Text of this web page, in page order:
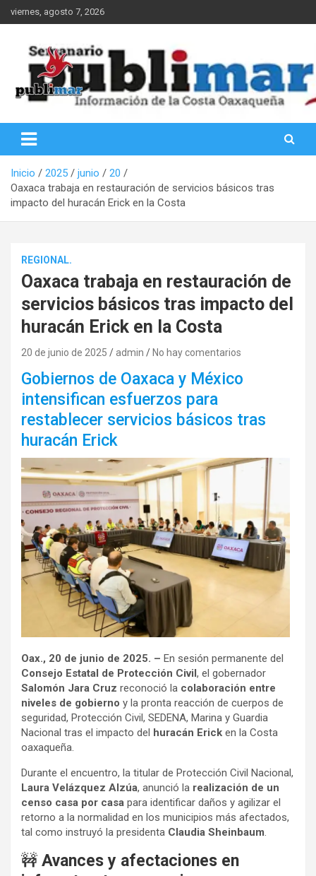
Saltar
al
viernes, agosto 7, 2026
PubliMar
Inicio 2025 junio
20
Oaxaca trabaja en restauración de servicios básicos tras
impacto del huracán Erick en la Costa
REGIONAL.
Oaxaca trabaja en restauración de
servicios básicos tras impacto del
huracán Erick en la Costa
20 de junio de 2025 admin No hay comentarios
Gobiernos de Oaxaca y México
intensifican esfuerzos para
restablecer servicios básicos tras
huracán Erick
Oax., 20 de junio de 2025. – En sesión permanente del
Consejo Estatal de Protección Civil, el gobernador
Salomón Jara Cruz reconoció la colaboración entre
niveles de gobierno y la pronta reacción de cuerpos de
seguridad, Protección Civil, SEDENA, Marina y Guardia
Nacional tras el impacto del huracán Erick en la Costa
oaxaqueña.
Durante el encuentro, la titular de Protección Civil Nacional,
Laura Velázquez Alzúa, anunció la realización de un
censo casa por casa para identificar daños y agilizar el
retorno a la normalidad en los municipios más afectados,
tal como instruyó la presidenta Claudia Sheinbaum.
🚧 Avances y afectaciones en